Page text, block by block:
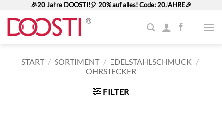
Inhalt
springen
🎉20 Jahre DOOSTI!🎈 20% auf alles! Code: 20JAHRE🎉
START / SORTIMENT / EDELSTAHLSCHMUCK /
OHRSTECKER
FILTER